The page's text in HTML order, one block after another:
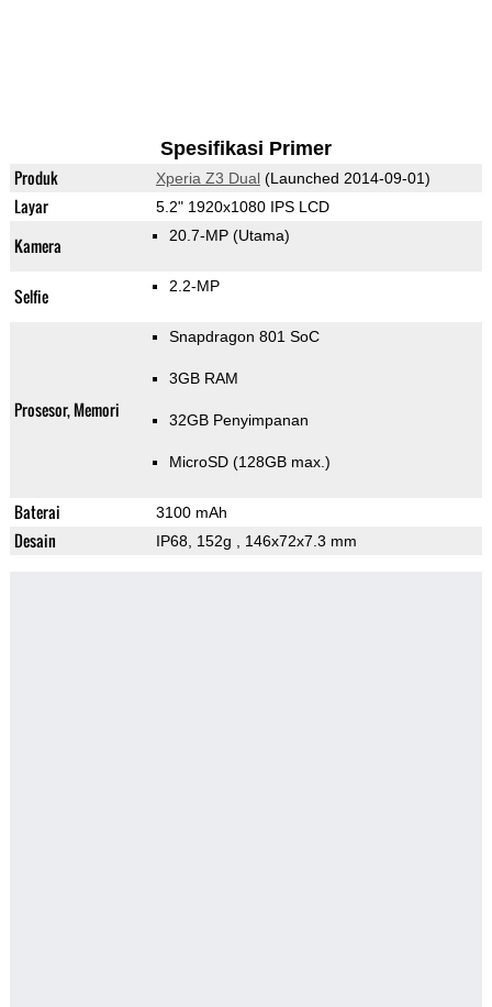
Spesifikasi Primer
Produk Xperia Z3 Dual(Launched 2014-09-01)
Layar 5.2" 1920x1080 IPS LCD
Kamera 20.7-MP (Utama)
Selfie 2.2-MP
Prosesor, Memori
Snapdragon 801 SoC
3GB RAM
32GB Penyimpanan
MicroSD (128GB max.)
Baterai 3100 mAh
Desain IP68, 152g , 146x72x7.3 mm